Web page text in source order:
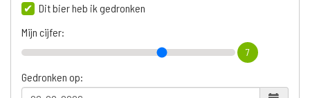
Dit bier heb ik gedronken
Mijn cijfer:
7
Gedronken op: